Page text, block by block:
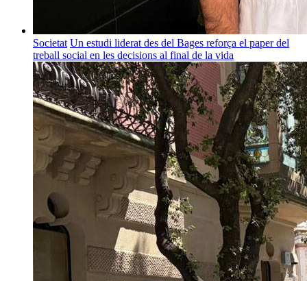
Societat Un estudi liderat des del Bages reforça el paper del
treball social en les decisions al final de la vida